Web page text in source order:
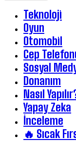
Teknoloji
Oyun
Otomobil
Cep
Sosyal
Donanım
Nasıl
Yapay Zeka
İnceleme
🔥 Sıcak